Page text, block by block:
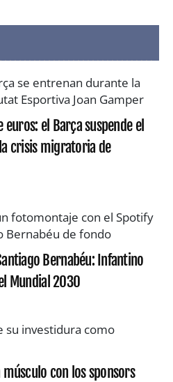
el Barça suspende el
crisis migratoria de
Bernabéu: Infantino
Mundial 2030
músculo con los sponsors